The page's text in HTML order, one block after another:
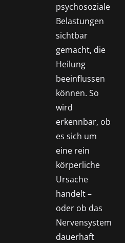
psychosoziale
Belastungen
sichtbar
gemacht, die
Heilung
beeinflussen
können. So
wird
erkennbar, ob
es sich um
eine rein
körperliche
Ursache
handelt –
oder ob das
Nervensystem
dauerhaft